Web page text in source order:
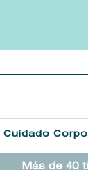
Cuidado
Más de 40
heathcote
sol ipanema